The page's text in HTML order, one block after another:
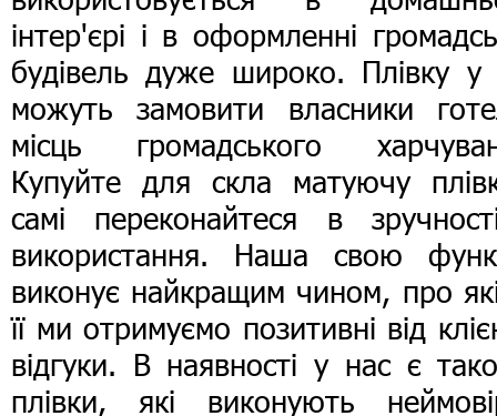
інтер'єрі і в оформленні
будівель дуже широко. Плівку у
можуть замовити власники
місць громадського
Купуйте для скла матуючу
самі переконайтеся в
використання. Наша свою
виконує найкращим чином, про
її ми отримуємо позитивні від
відгуки. В наявності у нас є
плівки, які виконують